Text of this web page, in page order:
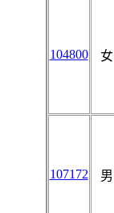
104800 女
107172 男